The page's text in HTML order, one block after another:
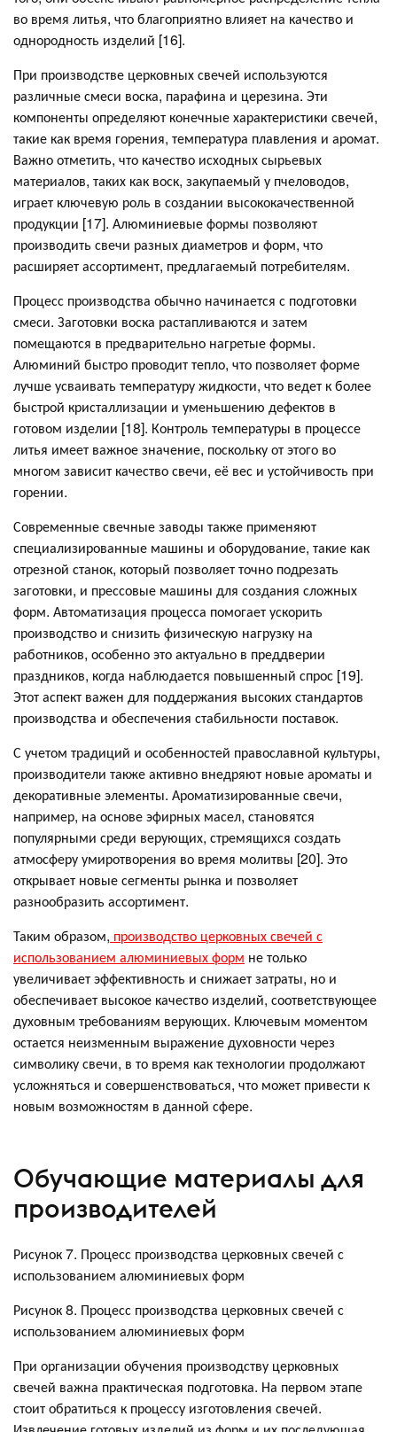
во время литья, что благоприятно влияет на качество и
однородность изделий [16].
При производстве церковных свечей используются
различные смеси воска, парафина и церезина. Эти
компоненты определяют конечные характеристики свечей,
такие как время горения, температура плавления и аромат.
Важно отметить, что качество исходных сырьевых
материалов, таких как воск, закупаемый у пчеловодов,
играет ключевую роль в создании высококачественной
продукции [17]. Алюминиевые формы позволяют
производить свечи разных диаметров и форм, что
расширяет ассортимент, предлагаемый потребителям.
Процесс производства обычно начинается с подготовки
смеси. Заготовки воска растапливаются и затем
помещаются в предварительно нагретые формы.
Алюминий быстро проводит тепло, что позволяет форме
лучше усваивать температуру жидкости, что ведет к более
быстрой кристаллизации и уменьшению дефектов в
готовом изделии [18]. Контроль температуры в процессе
литья имеет важное значение, поскольку от этого во
многом зависит качество свечи, её вес и устойчивость при
горении.
Современные свечные заводы также применяют
специализированные машины и оборудование, такие как
отрезной станок, который позволяет точно подрезать
заготовки, и прессовые машины для создания сложных
форм. Автоматизация процесса помогает ускорить
производство и снизить физическую нагрузку на
работников, особенно это актуально в преддверии
праздников, когда наблюдается повышенный спрос [19].
Этот аспект важен для поддержания высоких стандартов
производства и обеспечения стабильности поставок.
С учетом традиций и особенностей православной культуры,
производители также активно внедряют новые ароматы и
декоративные элементы. Ароматизированные свечи,
например, на основе эфирных масел, становятся
популярными среди верующих, стремящихся создать
атмосферу умиротворения во время молитвы [20]. Это
открывает новые сегменты рынка и позволяет
разнообразить ассортимент.
Таким образом, производство церковных свечей с
использованием алюминиевых форм не только
увеличивает эффективность и снижает затраты, но и
обеспечивает высокое качество изделий, соответствующее
духовным требованиям верующих. Ключевым моментом
остается неизменным выражение духовности через
символику свечи, в то время как технологии продолжают
усложняться и совершенствоваться, что может привести к
новым возможностям в данной сфере.
Обучающие материалы для
производителей
Рисунок 7. Процесс производства церковных свечей с
использованием алюминиевых форм
Рисунок 8. Процесс производства церковных свечей с
использованием алюминиевых форм
При организации обучения производству церковных
свечей важна практическая подготовка. На первом этапе
стоит обратиться к процессу изготовления свечей.